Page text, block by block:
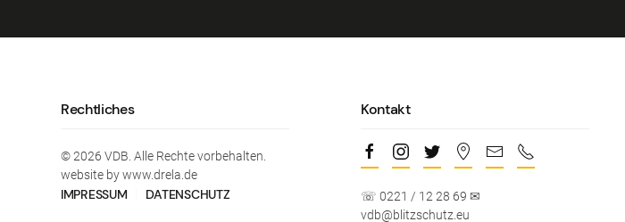
Rechtliches
©2026 VDB. Alle Rechte vorbehalten.
website by www.drela.de
IMPRESSUM DATENSCHUTZ
Kontakt
☏ 0221 / 12 28 69 ✉
vdb@blitzschutz.eu